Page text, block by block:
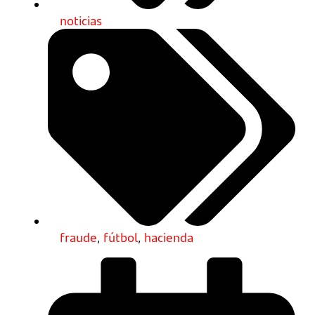
noticias
fraude, fútbol, hacienda